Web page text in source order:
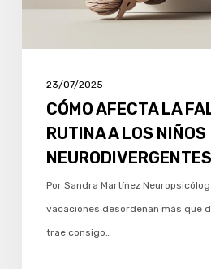
LOS
23/07/2025
CÓMO AFECTA LA
RUTINA A LOS NIÑOS
NEURODIVERGENTES
Por Sandra Martínez
vacaciones desordenan más que
trae consigo…